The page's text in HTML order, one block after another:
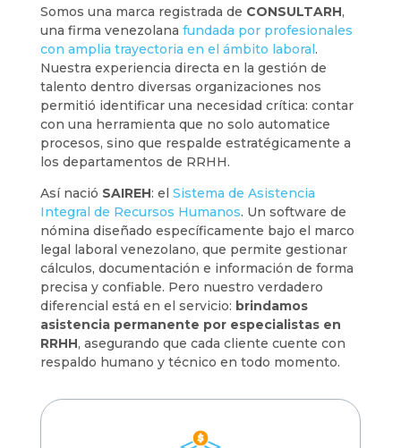
Somos una marca registrada de CONSULTARH,
una firma venezolana fundada por profesionales
con amplia trayectoria en el ámbito laboral.
Nuestra experiencia directa en la gestión de
talento dentro diversas organizaciones nos
permitió identificar una necesidad crítica: contar
con una herramienta que no solo automatice
procesos, sino que respalde estratégicamente a
los departamentos de RRHH.
Así nació SAIREH: el Sistema de Asistencia
Integral de Recursos Humanos. Un software de
nómina diseñado específicamente bajo el marco
legal laboral venezolano, que permite gestionar
cálculos, documentación e información de forma
precisa y confiable. Pero nuestro verdadero
diferencial está en el servicio: brindamos
asistencia permanente por especialistas en
RRHH, asegurando que cada cliente cuente con
respaldo humano y técnico en todo momento.